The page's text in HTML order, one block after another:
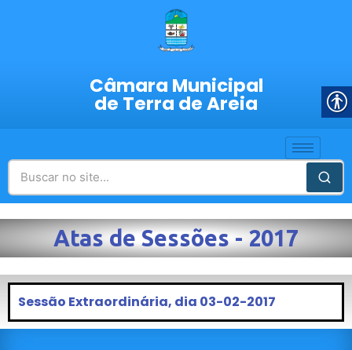
Câmara Municipal
de Terra de Areia
Atas de Sessões - 2017
Sessão Extraordinária, dia 03-02-2017